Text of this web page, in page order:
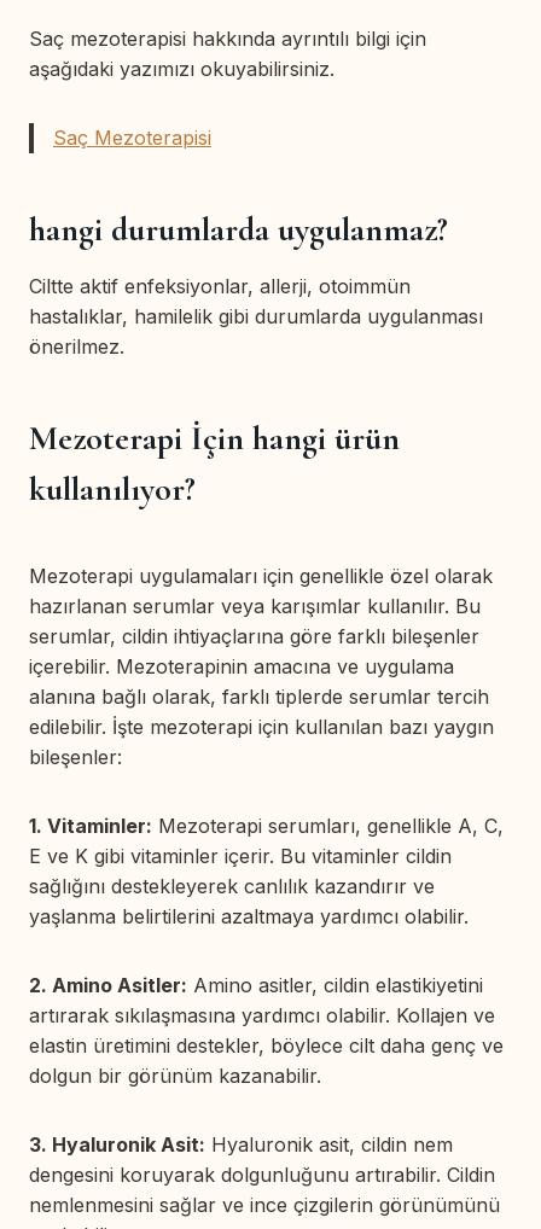
Saç mezoterapisi hakkında ayrıntılı bilgi için
aşağıdaki yazımızı okuyabilirsiniz.
Saç Mezoterapisi
hangi durumlarda uygulanmaz?
Ciltte aktif enfeksiyonlar, allerji, otoimmün
hastalıklar, hamilelik gibi durumlarda uygulanması
önerilmez.
Mezoterapi İçin hangi ürün
kullanılıyor?
Mezoterapi uygulamaları için genellikle özel olarak
hazırlanan serumlar veya karışımlar kullanılır. Bu
serumlar, cildin ihtiyaçlarına göre farklı bileşenler
içerebilir. Mezoterapinin amacına ve uygulama
alanına bağlı olarak, farklı tiplerde serumlar tercih
edilebilir. İşte mezoterapi için kullanılan bazı yaygın
bileşenler:
1. Vitaminler: Mezoterapi serumları, genellikle A, C,
E ve K gibi vitaminler içerir. Bu vitaminler cildin
sağlığını destekleyerek canlılık kazandırır ve
yaşlanma belirtilerini azaltmaya yardımcı olabilir.
2. Amino Asitler: Amino asitler, cildin elastikiyetini
artırarak sıkılaşmasına yardımcı olabilir. Kollajen ve
elastin üretimini destekler, böylece cilt daha genç ve
dolgun bir görünüm kazanabilir.
3. Hyaluronik Asit: Hyaluronik asit, cildin nem
dengesini koruyarak dolgunluğunu artırabilir. Cildin
nemlenmesini sağlar ve ince çizgilerin görünümünü